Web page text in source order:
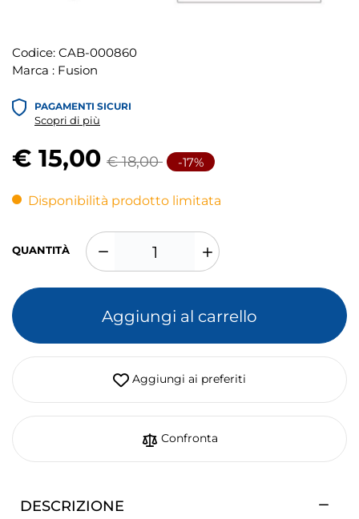
Codice: CAB-000860
Marca : Fusion
PAGAMENTI SICURI
Scopri di più
€ 15,00 € 18,00 -17%
Disponibilità prodotto limitata
QUANTITÀ
Aggiungi al carrello
Aggiungi ai preferiti
Confronta
DESCRIZIONE